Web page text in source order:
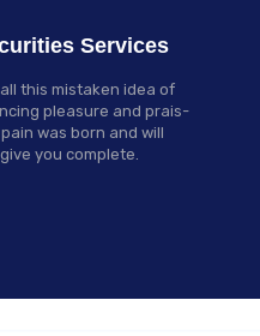
Services
this mistaken idea of
pleasure and prais-
was born and will
give you complete.